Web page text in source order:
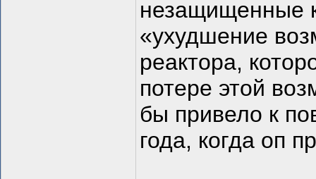
незащищенные
«ухудшение
реактора,
потере этой
бы привело к
года, когда оп